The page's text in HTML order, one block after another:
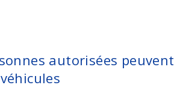
autorisées peuvent